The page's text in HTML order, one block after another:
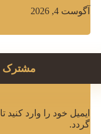
آگوست 4, 2026
مشترک
ایمیل خود را وارد
گردد.